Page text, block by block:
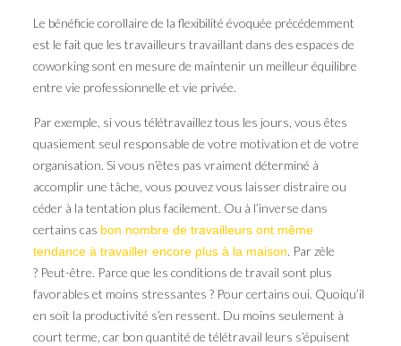
Le bénéficie corollaire de la flexibilité évoquée précédemment
est le fait que les travailleurs travaillant dans des espaces de
coworking sont en mesure de maintenir un meilleur équilibre
entre vie professionnelle et vie privée.
Par exemple, si vous télétravaillez tous les jours, vous êtes
quasiement seul responsable de votre motivation et de votre
organisation. Si vous n’êtes pas vraiment déterminé à
accomplir une tâche, vous pouvez vous laisser distraire ou
céder à la tentation plus facilement. Ou à l’inverse dans
certains cas bon nombre de travailleurs ont même
tendance à travailler encore plus à la maison. Par zèle
? Peut-être. Parce que les conditions de travail sont plus
favorables et moins stressantes ? Pour certains oui. Quoiqu’il
en soit la productivité s’en ressent. Du moins seulement à
court terme, car bon quantité de télétravail leurs s’épuisent